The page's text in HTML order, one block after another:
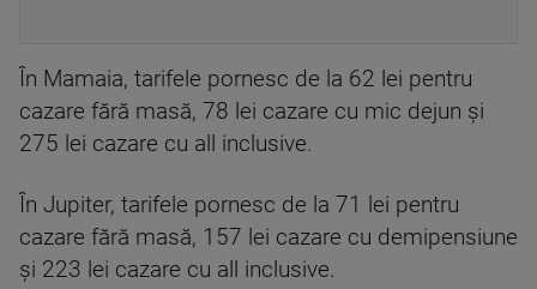
În Mamaia, tarifele pornesc de la 62 lei pentru
cazare fără masă, 78 lei cazare cu mic dejun şi
275 lei cazare cu all inclusive.
În Jupiter, tarifele pornesc de la 71 lei pentru
cazare fără masă, 157 lei cazare cu demipensiune
şi 223 lei cazare cu all inclusive.